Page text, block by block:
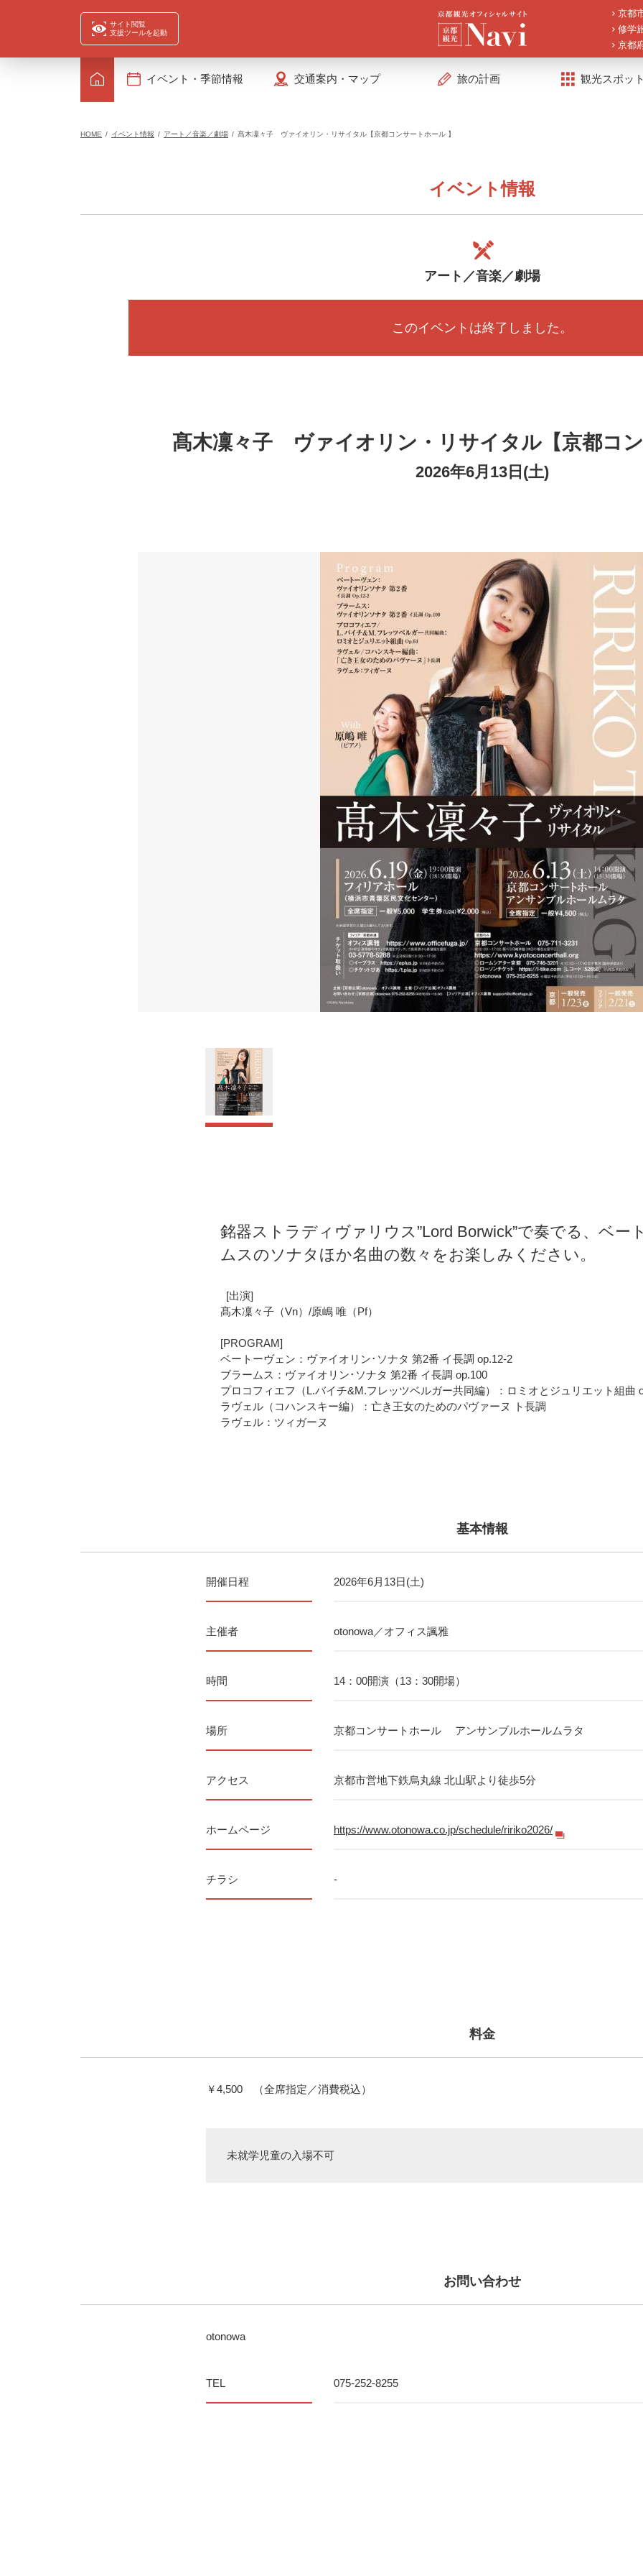
サイト閲覧
支援ツールを起動
京都
修学
京都
イベント・季節情報 交通案内・マップ 旅の計画 観光スポッ
HOME イベント情報 アート／音楽／劇場 髙木凜々子 ヴァイオリン・リサイタル【京都コンサートホール 】
イベント情報
アート／音楽／劇場
このイベントは終了しました。
髙木凜々子 ヴァイオリン・リサイタル【京都コ
2026年6月13日(土)
銘器ストラディヴァリウス”Lord Borwick”で奏でる、ベー
ムスのソナタほか名曲の数々をお楽しみください。
[出演]
髙木凜々子（Vn）/原嶋 唯（Pf）
[PROGRAM]
ベートーヴェン：ヴァイオリン･ソナタ 第2番 イ長調 op.12-2
ブラームス：ヴァイオリン･ソナタ 第2番 イ長調 op.100
プロコフィエフ（L.バイチ&M.フレッツベルガー共同編）：ロミオとジュリエット組曲
ラヴェル（コハンスキー編）：亡き王女のためのパヴァーヌ ト長調
ラヴェル：ツィガーヌ
基本情報
開催日程 2026年6月13日(土)
主催者 otonowa／オフィス諷雅
時間 14：00開演（13：30開場）
場所 京都コンサートホール アンサンブルホールムラタ
アクセス 京都市営地下鉄烏丸線 北山駅より徒歩5分
ホームページ https://www.otonowa.co.jp/schedule/ririko2026/
チラシ -
料金
￥4,500 （全席指定／消費税込）
未就学児童の入場不可
お問い合わせ
otonowa
TEL 075-252-8255